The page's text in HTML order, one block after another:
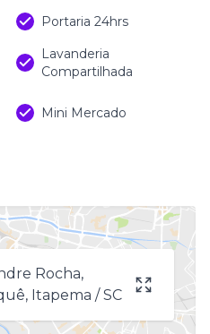
Portaria 24hrs
Lavanderia
Compartilhada
Mini Mercado
Rocha,
Itapema / SC